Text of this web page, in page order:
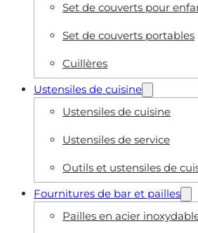
Set de couverts pour
Set de couverts portables
Cuillères
Ustensiles de cuisine
Ustensiles de cuisine
Ustensiles de service
Outils et ustensiles de
Fournitures de bar et pailles
Pailles en acier